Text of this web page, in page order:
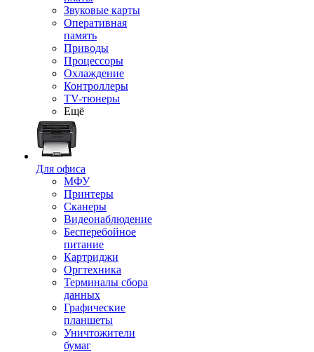
Звуковые карты
Оперативная
память
Приводы
Процессоры
Охлаждение
Контроллеры
TV-тюнеры
Ещё
Для офиса
МФУ
Принтеры
Сканеры
Видеонаблюдение
Бесперебойное
питание
Картриджи
Оргтехника
Терминалы сбора
данных
Графические
планшеты
Уничтожители
бумаг